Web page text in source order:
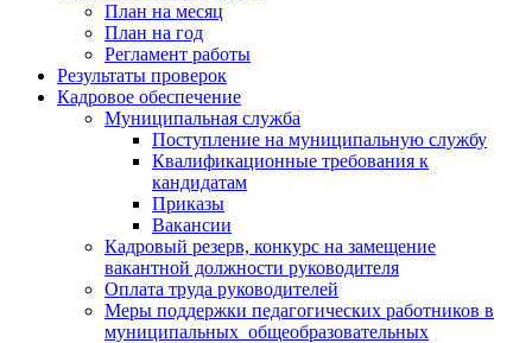
План на месяц
План на год
Регламент работы
Результаты проверок
Кадровое обеспечение
Муниципальная служба
Поступление на муниципальную службу
Квалификационные требования к
кандидатам
Приказы
Вакансии
Кадровый резерв, конкурс на замещение
вакантной должности руководителя
Оплата труда руководителей
Меры поддержки педагогических работников в
муниципальных общеобразовательных